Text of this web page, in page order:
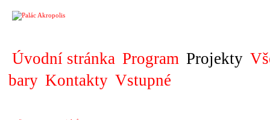
Úvodní stránka Program Projekty
bary Kontakty Vstupné